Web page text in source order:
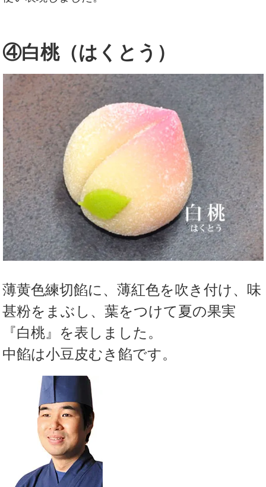
④白桃（はくとう）
薄黄色練切餡に、薄紅色を吹き付け、味
甚粉をまぶし、葉をつけて夏の果実
『白桃』を表しました。
中餡は小豆皮むき餡です。